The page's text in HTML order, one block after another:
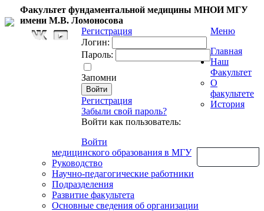
Факультет фундаментальной медицины МНОИ МГУ
имени М.В. Ломоносова
Регистрация
Логин:
Пароль:
Запомни
Регистрация
Забыли свой пароль?
Войти как пользователь:
Войти
Меню
Главная
Наш
Факультет
О
факультете
История
медицинского образования в МГУ
Руководство
Научно-педагогические работники
Подразделения
Развитие факультета
Основные сведения об организации